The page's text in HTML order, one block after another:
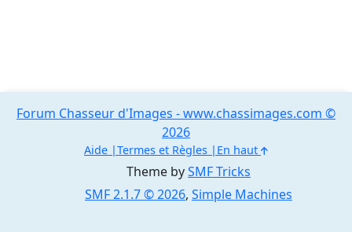
Theme bySMF Tricks
SMF 2.1.7 © 2026, Simple Machines
Forum Chasseur d'Images - www.chassimages.com ©
2026
Aide Termes et Règles En haut